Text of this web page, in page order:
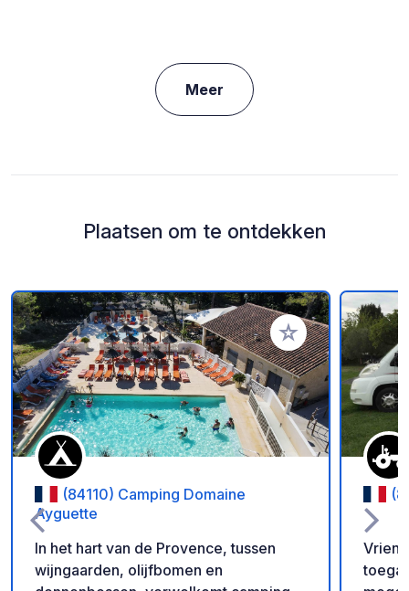
Meer
Plaatsen om te ontdekken
Voeg toe aan je
(84110) Camping Domaine
Ayguette
In het hart van de Provence, tussen
wijngaarden, olijfbomen en